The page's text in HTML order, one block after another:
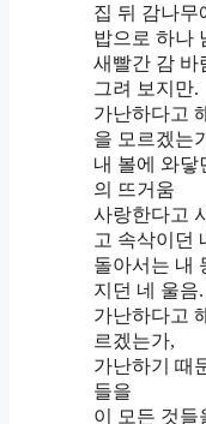
집 뒤 감나무
밥으로 하나
새빨간 감 바
그려 보지만.
가난하다고
을 모르겠는
내 볼에 와닿
의 뜨거움
사랑한다고
고 속삭이던
돌아서는 내
지던 네 울음.
가난하다고
르겠는가,
가난하기 때
들을
이 모든 것들